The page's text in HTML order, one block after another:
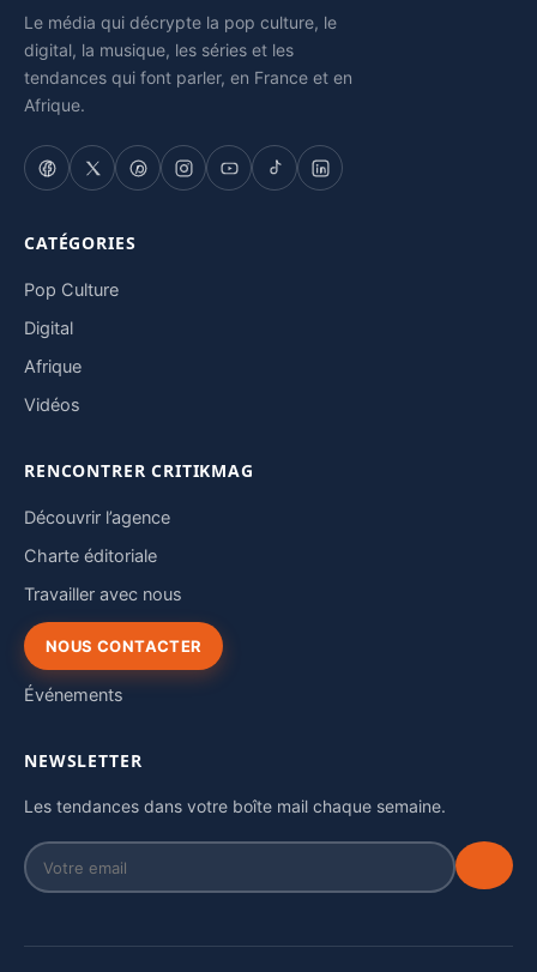
Le média qui décrypte la pop culture, le
digital, la musique, les séries et les
tendances qui font parler, en France et en
Afrique.
CATÉGORIES
Pop Culture
Digital
Afrique
Vidéos
RENCONTRER CRITIKMAG
Découvrir l’agence
Charte éditoriale
Travailler avec nous
NOUS CONTACTER
Événements
NEWSLETTER
Les tendances dans votre boîte mail chaque semaine.